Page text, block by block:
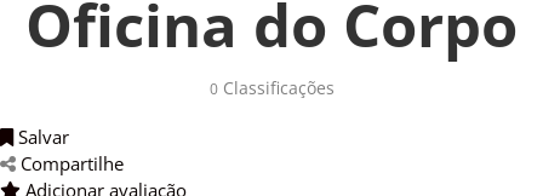
Oficina do Corpo
0Classificações
Salvar
Compartilhe
Adicionar avaliação